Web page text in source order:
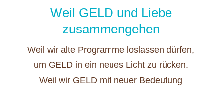
Weil GELD und Liebe
zusammengehen
Weil wir alte Programme loslassen dürfen,
um GELD in ein neues Licht zu rücken.
Weil wir GELD mit neuer Bedeutung